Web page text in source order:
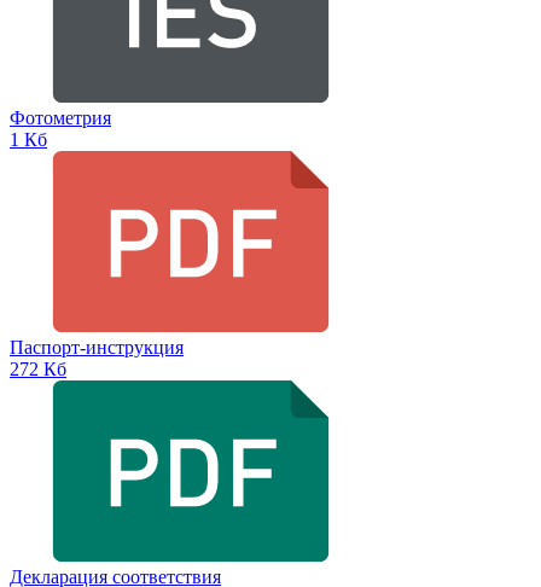
Фотометрия
1 Кб
Паспорт-инструкция
272 Кб
Декларация соответствия